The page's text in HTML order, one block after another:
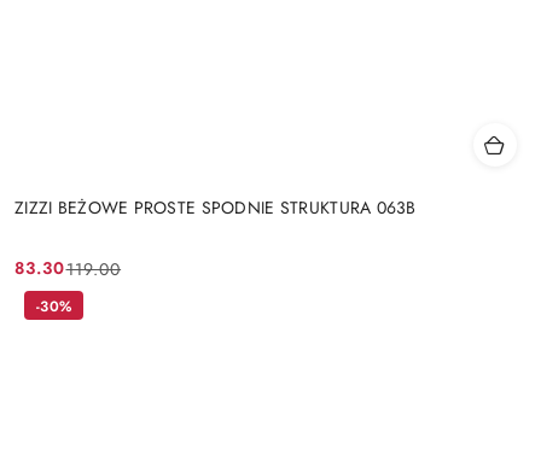
ZIZZI BEŻOWE PROSTE SPODNIE STRUKTURA 063B
Cena
promocyjna:
83.30
Cena
przed
119.00
-30%